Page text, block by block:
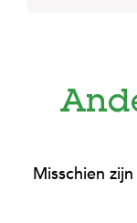
Misschien